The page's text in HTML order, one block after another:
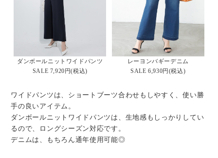
ダンボールニットワイドパンツ
SALE 7,920円(税込)
レーヨンバギーデニム
SALE 6,930円(税込)
ワイドパンツは、ショートブーツ合わせもしやすく、使い勝
手の良いアイテム。
ダンボールニットワイドパンツは、生地感もしっかりしてい
るので、ロングシーズン対応です。
デニムは、もちろん通年使用可能◎